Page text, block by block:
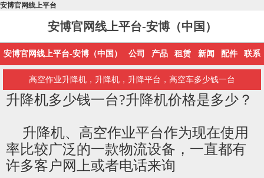
安博官网线上平台
安博官网线上平台-安博（中国）
安博官网线上平台-安博（中国） 公司 产品 租赁 新闻 配件 联系
高空作业升降机，升降机，升降平台，高空车多少钱一台
升降机多少钱一台?升降机价格是多少？
升降机、高空作业平台作为现在使用
率比较广泛的一款物流设备，一直都有
许多客户网上或者电话来询